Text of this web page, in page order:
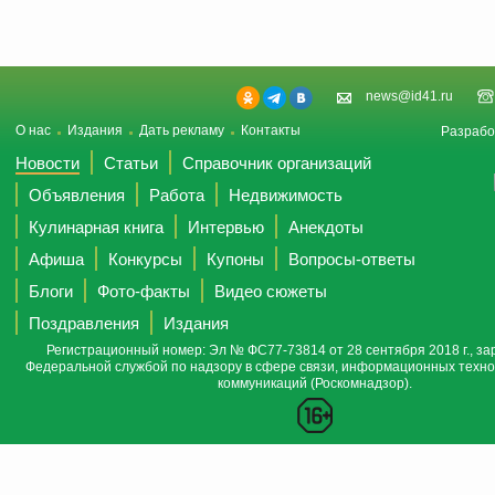
news@id41.ru
О нас Издания Дать рекламу Контакты
Новости Статьи
Справочник организаций
Объявления
Работа
Недвижимость
Кулинарная книга
Интервью
Анекдоты
Афиша
Конкурсы Купоны
Вопросы-ответы
Блоги
Фото-факты
Видео сюжеты
Поздравления
Издания
Регистрационный номер: Эл № ФС77-73814 от 28 сентября 2018 г.,
Федеральной службой по надзору в сфере связи, информационных
коммуникаций (Роскомнадзор).